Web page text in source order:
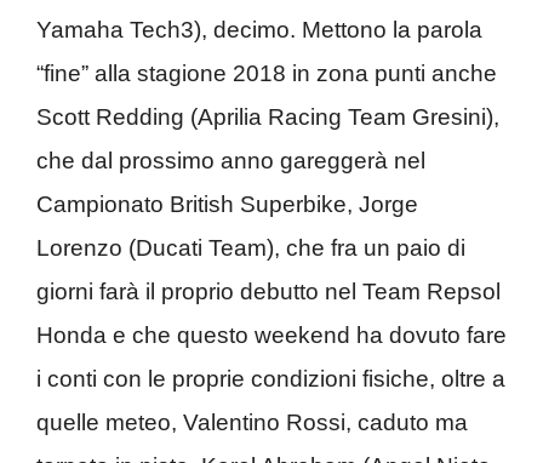
Yamaha Tech3), decimo. Mettono la parola
“fine” alla stagione 2018 in zona punti anche
Scott Redding (Aprilia Racing Team Gresini),
che dal prossimo anno gareggerà nel
Campionato British Superbike, Jorge
Lorenzo (Ducati Team), che fra un paio di
giorni farà il proprio debutto nel Team Repsol
Honda e che questo weekend ha dovuto fare
i conti con le proprie condizioni fisiche, oltre a
quelle meteo, Valentino Rossi, caduto ma